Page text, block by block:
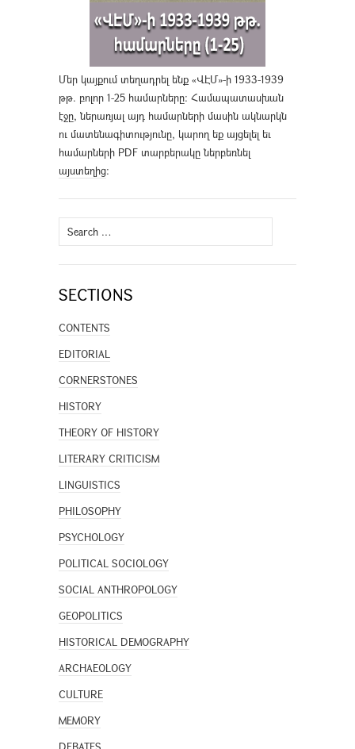
Մեր կայքում տեղադրել ենք «ՎԷՄ»-ի 1933-1939
թթ. բոլոր 1-25 համարները։ Համապատասխան
էջը, ներառյալ այդ համարների մասին ակնարկն
ու մատենագիտությունը, կարող եք այցելել եւ
համարների PDF տարբերակը ներբեռնել
այստեղից։
Search
for:
SECTIONS
CONTENTS
EDITORIAL
CORNERSTONES
HISTORY
THEORY OF HISTORY
LITERARY CRITICISM
LINGUISTICS
PHILOSOPHY
PSYCHOLOGY
POLITICAL SOCIOLOGY
SOCIAL ANTHROPOLOGY
GEOPOLITICS
HISTORICAL DEMOGRAPHY
ARCHAEOLOGY
CULTURE
MEMORY